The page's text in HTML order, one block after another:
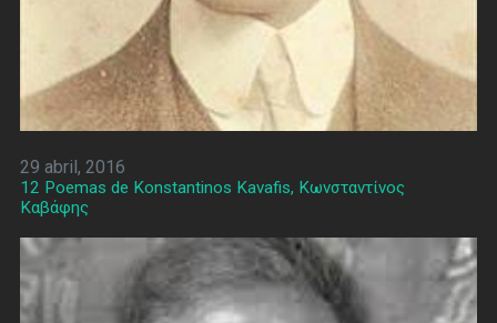
29 abril, 2016
12 Poemas de Konstantinos Kavafis, Κωνσταντίνος
Καβάφης